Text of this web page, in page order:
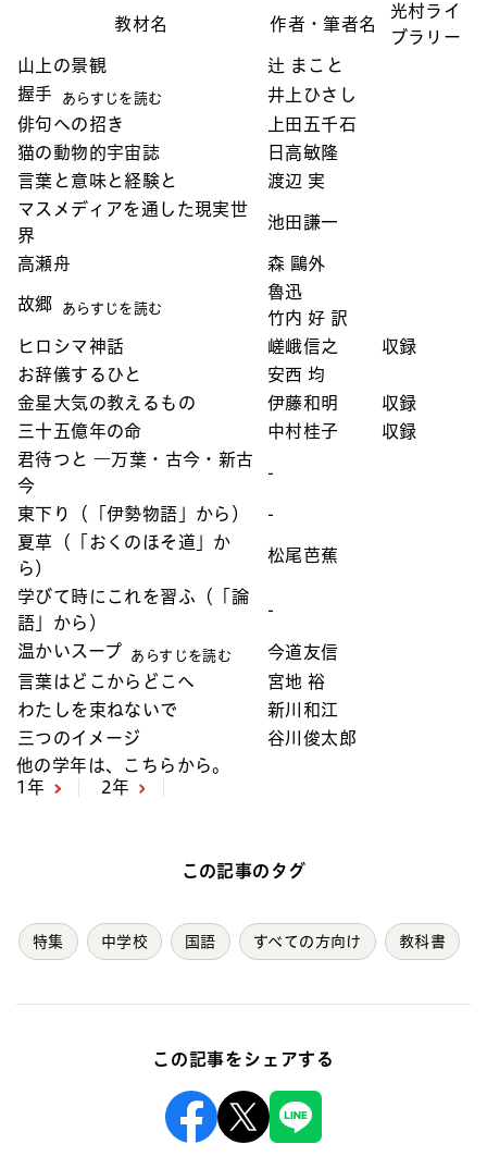
教材名 作者・筆者名
光村ライ
ブラリー
山上の景観
辻 まこと
握手
あらすじを読む
井上ひさし
俳句への招き
上田五千石
猫の動物的宇宙誌
日高敏隆
言葉と意味と経験と
渡辺 実
マスメディアを通した現実世
界
池田謙一
高瀬舟 森 鷗外
故郷 あらすじを読む
魯迅
竹内 好 訳
ヒロシマ神話
嵯峨信之
収録
お辞儀するひと
安西 均
金星大気の教えるもの
伊藤和明
収録
三十五億年の命
中村桂子
収録
君待つと ―万葉・古今・新古
今
-
東下り（「伊勢物語」から）
-
夏草（「おくのほそ道」か
ら）
松尾芭蕉
学びて時にこれを習ふ（「論
語」から）
-
温かいスープ あらすじを読む
今道友信
言葉はどこからどこへ
宮地 裕
わたしを束ねないで
新川和江
三つのイメージ
谷川俊太郎
他の学年は、こちらから。
1年
2年
この記事のタグ
特集 中学校 国語 すべての方向け 教科書
この記事をシェアする